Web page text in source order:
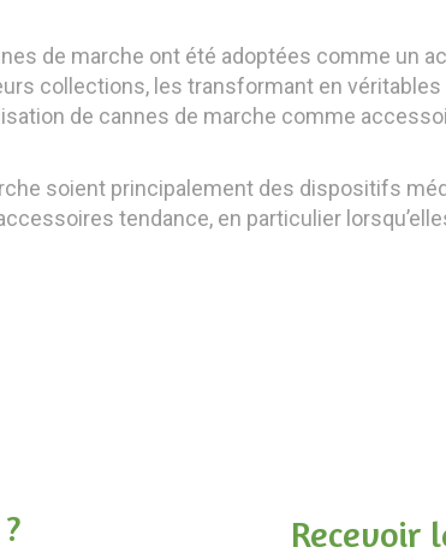
de marche ont été adoptées comme un
collections, les transformant en
de cannes de marche comme
soient principalement des dispositifs
tendance, en particulier
Recevoir